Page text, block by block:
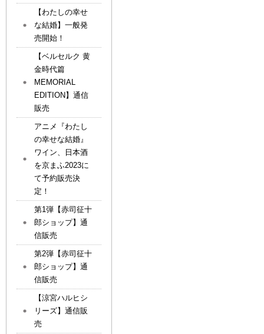
【わたしの幸せ
な結婚】一般発
売開始！
【ベルセルク 黄
金時代篇
MEMORIAL
EDITION】通信
販売
アニメ『わたし
の幸せな結婚』
ワイン、日本酒
を京まふ2023に
て予約販売決
定！
第1弾【赤司征十
郎ショップ】通
信販売
第2弾【赤司征十
郎ショップ】通
信販売
【涼宮ハルヒシ
リーズ】通信販
売